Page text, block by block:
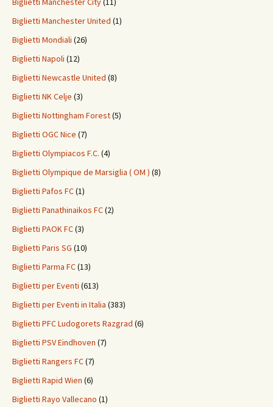
Biglietti Manchester United (1)
Biglietti Mondiali (26)
Biglietti Napoli (12)
Biglietti Newcastle United (8)
Biglietti NK Celje (3)
Biglietti Nottingham Forest(5)
Biglietti OGC Nice (7)
Biglietti Olympiacos F.C. (4)
Biglietti Olympique de Marsiglia ( OM ) (8)
Biglietti Pafos FC(1)
Biglietti Panathinaikos FC(2)
Biglietti PAOK FC(3)
Biglietti Paris SG (10)
Biglietti Parma FC(13)
Biglietti per Eventi (613)
Biglietti per Eventi in Italia (383)
Biglietti PFC Ludogorets Razgrad (6)
Biglietti PSV Eindhoven (7)
Biglietti Rangers FC(7)
Biglietti Rapid Wien (6)
Biglietti Rayo Vallecano (1)